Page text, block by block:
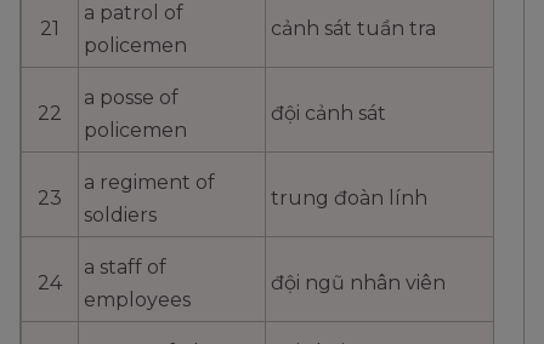
21
a patrol of
policemen
cảnh sát tuần tra
22
a posse of
policemen
đội cảnh sát
23
a regiment of
soldiers
trung đoàn lính
24
a staff of
employees
đội ngũ nhân viên